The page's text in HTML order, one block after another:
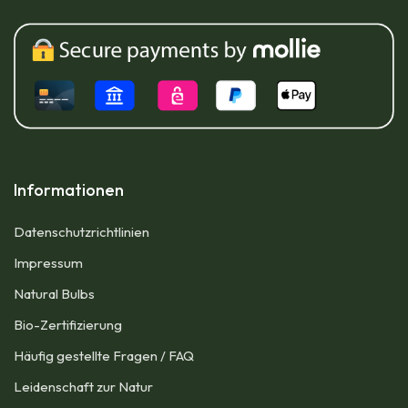
Informationen
Datenschutzrichtlinien
Impressum​
Natural Bulbs
Bio-Zertifizierung
Häufig gestellte Fragen / FAQ
Leidenschaft zur Natur